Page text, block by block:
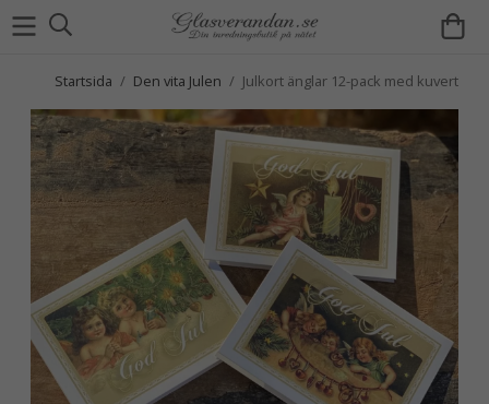
Startsida / Den vita Julen / Julkort änglar 12-pack med kuvert